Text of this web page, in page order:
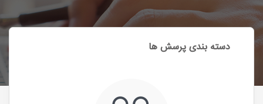
دسته بندی پرسش ها